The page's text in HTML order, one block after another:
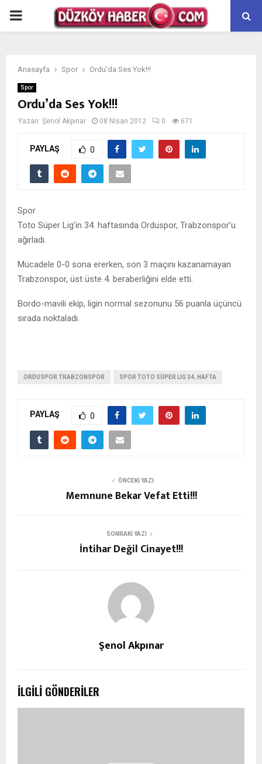
PRIMARY
Anasayfa Spor Ordu’da Ses Yok!!!
Spor
Ordu’da Ses Yok!!!
Yazan: Şenol Akpınar 08 Nisan 2012 0 671
PAYLAŞ 0
Spor
Toto Süper Lig’in 34. haftasında Orduspor, Trabzonspor’u
ağırladı.
Mücadele 0-0 sona ererken, son 3 maçını kazanamayan
Trabzonspor, üst üste 4. beraberliğini elde etti.
Bordo-mavili ekip, ligin normal sezonunu 56 puanla üçüncü
sırada noktaladı.
ORDUSPOR TRABZONSPOR SPOR TOTO SÜPER LIG 34. HAFTA
PAYLAŞ 0
ÖNCEKI YAZI
Memnune Bekar Vefat Etti!!!
SONRAKI YAZI
İntihar Değil Cinayet!!!
Şenol Akpınar
İLGILI GÖNDERILER